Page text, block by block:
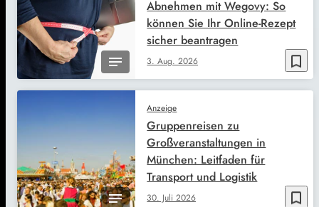
bookmark_border
3. Aug. 2026
Abnehmen mit Wegovy: So
können Sie Ihr Online-Rezept
sicher beantragen
bookmark_border
Anzeige
30. Juli 2026
Gruppenreisen zu
Großveranstaltungen in
München: Leitfaden für
Transport und Logistik